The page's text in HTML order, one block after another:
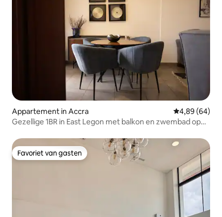
Appartement in Accra Gemiddelde
4,89 (64)
Gezellige 1BR in East Legon met balkon en zwembad op
Favoriet van gasten
Favoriet van gasten